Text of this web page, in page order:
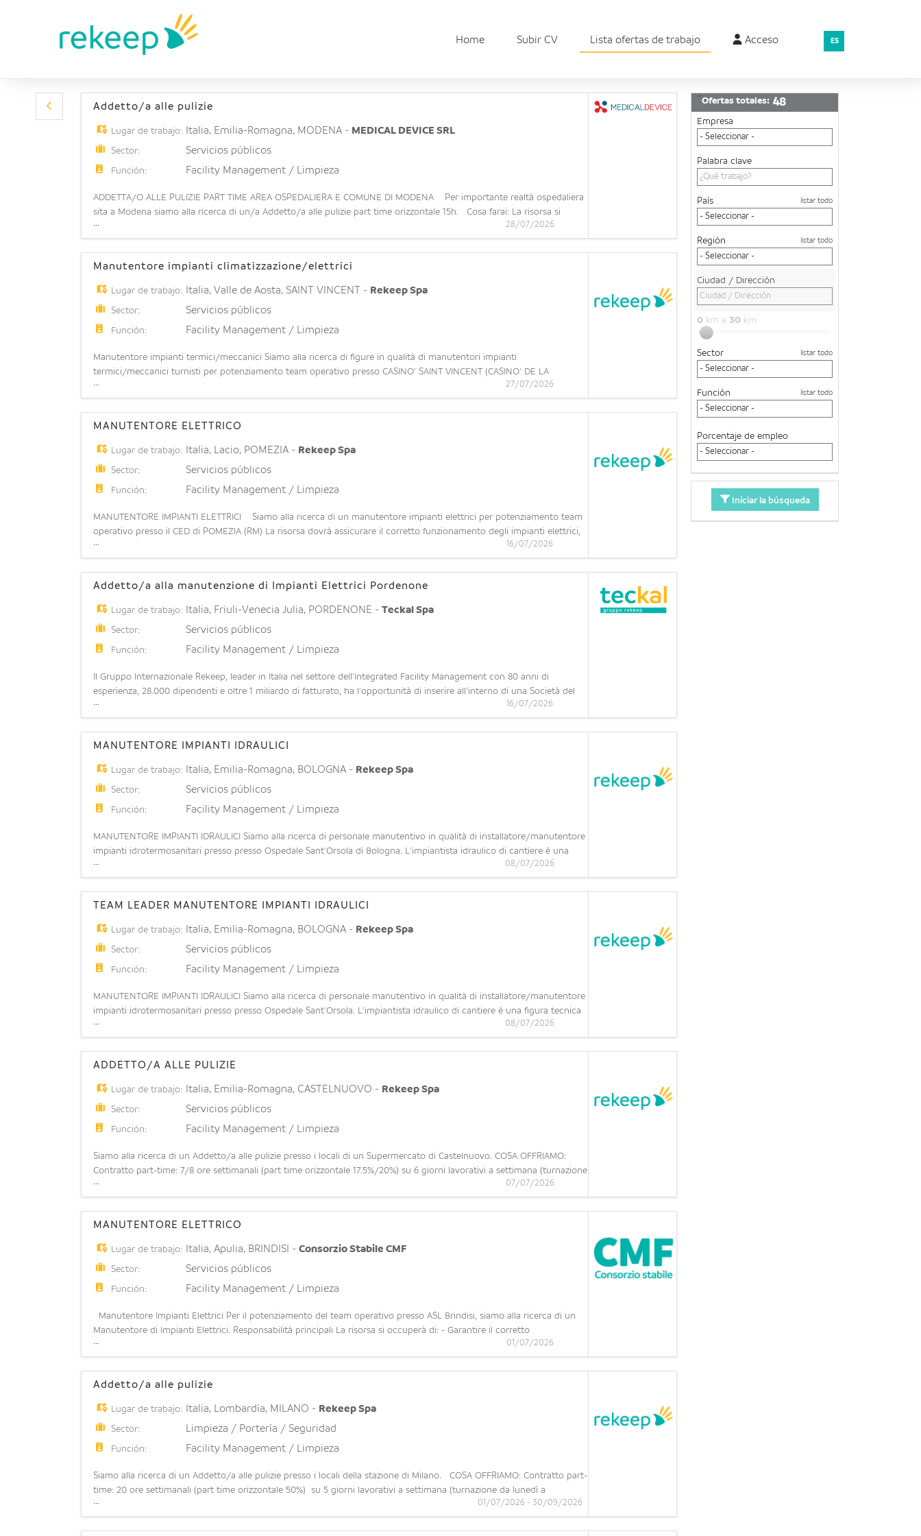
Home Subir CV Lista ofertas de trabajo Acceso ES
Addetto/a alle pulizie
Lugar de trabajo: Italia, Emilia-Romagna, MODENA - MEDICAL DEVICE SRL
Sector: Servicios públicos
Función: Facility Management / Limpieza
ADDETTA/O ALLE PULIZIE PART TIME AREA OSPEDALIERA E COMUNE DI MODENA Per importante realtà ospedaliera
sita a Modena siamo alla ricerca di un/a Addetto/a alle pulizie part time orizzontale 15h. Cosa farai: La risorsa si
occuperà di pulire all'interno dei reparti, delle camere, bagni e corridoi dell'intera struttura. Cosa offriamo: -
... 28/07/2026
Manutentore impianti climatizzazione/elettrici
Lugar de trabajo: Italia,Valle de Aosta, SAINT VINCENT - Rekeep Spa
Sector: Servicios públicos
Función: Facility Management / Limpieza
Manutentore impianti termici/meccanici Siamo alla ricerca di figure in qualità di manutentori impianti
termici/meccanici turnisti per potenziamento team operativo presso CASINO' SAINT VINCENT (CASINO' DE LA
VELLEE') Requisiti richiesti: - Preferibile se in possesso di Diploma tecnico o attestato di qualifica; - Esperienza
manutenzione su imp
... 27/07/2026
MANUTENTORE ELETTRICO
Lugar de trabajo: Italia, Lacio, POMEZIA - Rekeep Spa
Sector: Servicios públicos
Función: Facility Management / Limpieza
MANUTENTORE IMPIANTI ELETTRICI Siamo alla ricerca di un manutentore impianti elettrici per potenziamento team
operativo presso il CED di POMEZIA (RM) La risorsa dovrà assicurare il corretto funzionamento degli impianti elettrici,
eseguendo le attività di manutenzione ordinaria e straordinaria di impianti elettrici e apparecchiature elettronich
... 16/07/2026
Addetto/a alla manutenzione di Impianti Elettrici Pordenone
Lugar de trabajo: Italia, Friuli-Venecia Julia, PORDENONE -Teckal Spa
Sector: Servicios públicos
Función: Facility Management / Limpieza
Il Gruppo Internazionale Rekeep, leader in Italia nel settore dell'Integrated Facility Management con 80 anni di
esperienza, 28.000 dipendenti e oltre 1 miliardo di fatturato, ha l'opportunità di inserire all'interno di una Società del
Gruppo, Teckal S.p.A, un addetto/a alla manutenzione di impianti elettrici e speciali per potenziamento team opera
... 16/07/2026
MANUTENTORE IMPIANTI IDRAULICI
Lugar de trabajo: Italia, Emilia-Romagna, BOLOGNA - Rekeep Spa
Sector: Servicios públicos
Función: Facility Management / Limpieza
MANUTENTORE IMPIANTI IDRAULICI Siamo alla ricerca di personale manutentivo in qualità di installatore/manutentore
impianti idrotermosanitari presso presso Ospedale Sant'Orsola di Bologna. L'impiantista idraulico di cantiere è una
figura tecnica specializzata nell'installazione, collaudo e manutenzione di sistemi idrici, termici e di climatizzazion
... 08/07/2026
TEAM LEADER MANUTENTORE IMPIANTI IDRAULICI
Lugar de trabajo: Italia, Emilia-Romagna, BOLOGNA - Rekeep Spa
Sector: Servicios públicos
Función: Facility Management / Limpieza
MANUTENTORE IMPIANTI IDRAULICI Siamo alla ricerca di personale manutentivo in qualità di installatore/manutentore
impianti idrotermosanitari presso presso Ospedale Sant'Orsola. L'impiantista idraulico di cantiere è una figura tecnica
specializzata nell'installazione, collaudo e manutenzione di sistemi idrici, termici e di climatizzazione complessi
... 08/07/2026
ADDETTO/A ALLE PULIZIE
Lugar de trabajo: Italia, Emilia-Romagna, CASTELNUOVO - Rekeep Spa
Sector: Servicios públicos
Función: Facility Management / Limpieza
Siamo alla ricerca di un Addetto/a alle pulizie presso i locali di un Supermercato di Castelnuovo. COSA OFFRIAMO:
Contratto part-time: 7/8 ore settimanali (part time orizzontale 17.5%/20%) su 6 giorni lavorativi a settimana (turnazione
da lunedì a domenica). Possibilità di stabilità: l'opportunità di operare in una realtà strutturata con prospetti
... 07/07/2026
MANUTENTORE ELETTRICO
Lugar de trabajo: Italia,Apulia, BRINDISI -Consorzio Stabile CMF
Sector: Servicios públicos
Función: Facility Management / Limpieza
Manutentore Impianti Elettrici Per il potenziamento del team operativo presso ASL Brindisi, siamo alla ricerca di un
Manutentore di Impianti Elettrici. Responsabilità principali La risorsa si occuperà di: - Garantire il corretto
funzionamento degli impianti elettrici e delle apparecchiature elettroniche; - Eseguire attività di manutenzione o
... 01/07/2026
Addetto/a alle pulizie
Lugar de trabajo: Italia, Lombardía, MILANO - Rekeep Spa
Sector: Limpieza / Portería / Seguridad
Función: Facility Management / Limpieza
Siamo alla ricerca di un Addetto/a alle pulizie presso i locali della stazione di Milano. COSA OFFRIAMO: Contratto part-
time: 20 ore settimanali (part time orizzontale 50%) su 5 giorni lavorativi a settimana (turnazione da lunedì a
domenica). Possibilità di stabilità: l'opportunità di operare in una realtà strutturata con prospettive di contin
... 01/07/2026 - 30/09/2026
Ofertas totales: 48
Empresa
Palabra clave
País listar todo
Región listar todo
Ciudad / Dirección
0 km a 30 km
Sector listar todo
Función listar todo
Porcentaje de empleo
Iniciar la búsqueda